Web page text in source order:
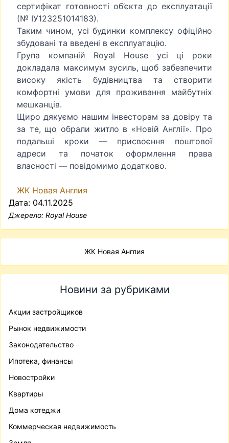
сертифікат готовності об’єкта до експлуатації
(№ ІУ123251014183).
Таким чином, усі будинки комплексу офіційно
збудовані та введені в експлуатацію.
Група компаній Royal House усі ці роки
докладала максимум зусиль, щоб забезпечити
високу якість будівництва та створити
комфортні умови для проживання майбутніх
мешканців.
Щиро дякуємо нашим інвесторам за довіру та
за те, що обрали житло в «Новій Англії». Про
подальші кроки — присвоєння поштової
адреси та початок оформлення права
власності — повідомимо додатково.
ЖК Новая Англия
Дата: 04.11.2025
Джерело: Royal House
ЖК Новая Англия
Новини за рубриками
Акции застройщиков
Рынок недвижимости
Законодательство
Ипотека, финансы
Новостройки
Квартиры
Дома котеджи
Коммерческая недвижимость